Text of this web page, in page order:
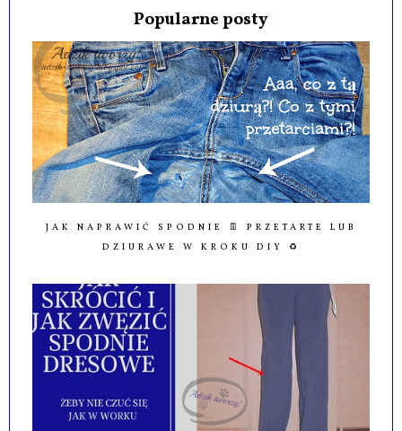
Popularne posty
JAK NAPRAWIĆ SPODNIE 👖 PRZETARTE LUB
DZIURAWE W KROKU DIY ♻️